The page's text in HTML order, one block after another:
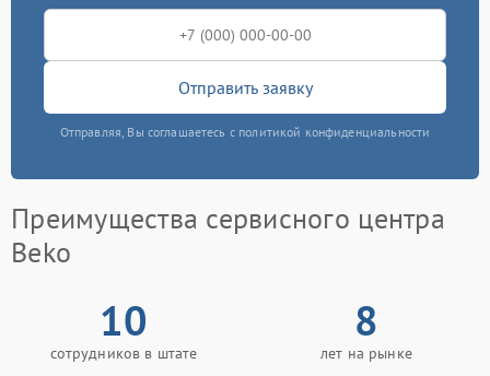
Отправить заявку
Отправляя, Вы соглашаетесь с политикой конфиденциальности
Преимущества сервисного центра
Beko
10
сотрудников в штате
8
лет на рынке